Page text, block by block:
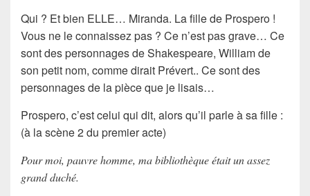
Qui ? Et bien ELLE… Miranda. La fille de Prospero !
Vous ne le connaissez pas ? Ce n’est pas grave… Ce
sont des personnages de Shakespeare, William de
son petit nom, comme dirait Prévert.. Ce sont des
personnages de la pièce que je lisais…
Prospero, c’est celui qui dit, alors qu’il parle à sa fille :
(à la scène 2 du premier acte)
Pour moi, pauvre homme, ma bibliothèque était un assez
grand duché.